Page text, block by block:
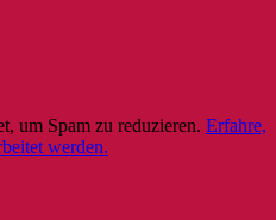
um Spam zu reduzieren. Erfahre,
werden.